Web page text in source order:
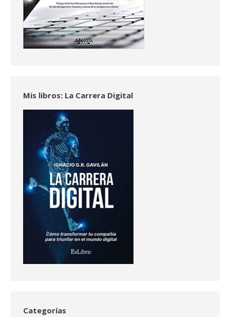
Mis libros: La Carrera Digital
Categorías